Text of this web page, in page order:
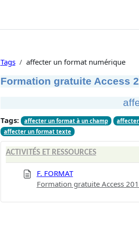
Tags
affecter un format numérique
Formation gratuite Access
Tags: affecter un format à un champ
affecter un format texte
ACTIVITÉS ET RESSOURCES
F. FORMAT
Formation gratuite Access